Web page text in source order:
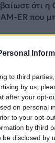
to third
by us,
after your opt-
on personal
to your opt-
by third
disclosed by
ότι η
ER που
Άμυνας
σε